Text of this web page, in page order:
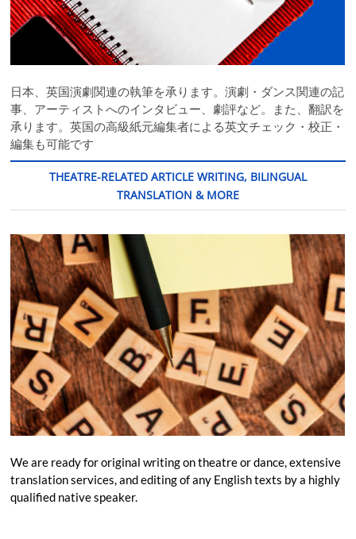
日本、英国演劇関連の執筆を承ります。演劇・ダンス関連の記
事、アーティストへのインタビュー、劇評など。また、翻訳を
承ります。英国の高級紙元編集者による英文チェック・校正・
編集も可能です
THEATRE-RELATED ARTICLE WRITING, BILINGUAL
TRANSLATION & MORE
We are ready for original writing on theatre or dance, extensive
translation services, and editing of any English texts by a highly
qualified native speaker.